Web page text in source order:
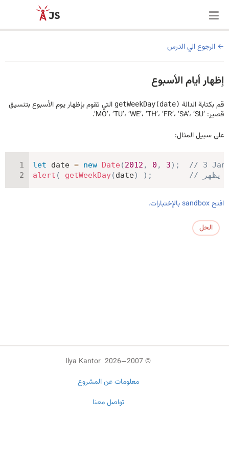
الرجوع الي الدرس
إظهار أيام الأسبوع
قم بكتابة الدالة getWeekDay(date) التي تقوم بإظهار يوم الأسبوع بتنسيق
قصير: ‘MO’، ‘TU’، ‘WE’، ‘TH’، ‘FR’، ‘SA’، ‘SU’.
على سبيل المثال:
let date = new Date (2012 , 0 , 3) ;
// 3 Jan
alert ( getWeekDay(date) ) ;
افتح sandbox بالإختبارات.
الحل
© 2007—2026 Ilya Kantor
معلومات عن المشروع
تواصل معنا